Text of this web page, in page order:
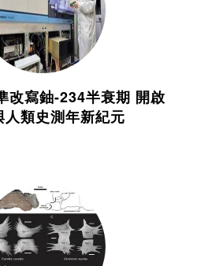
改寫鈾-234半衰期 開啟
人類史測年新紀元